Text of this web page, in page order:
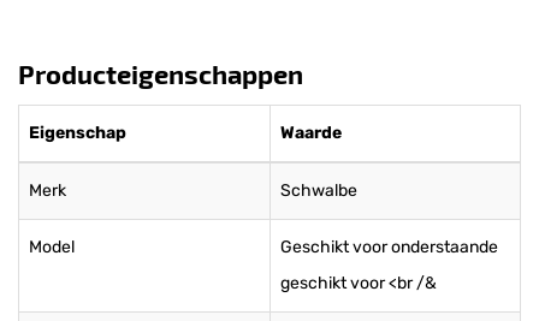
Producteigenschappen
Eigenschap Waarde
Merk Schwalbe
Model
Geschikt voor onderstaande
geschikt voor <br /&